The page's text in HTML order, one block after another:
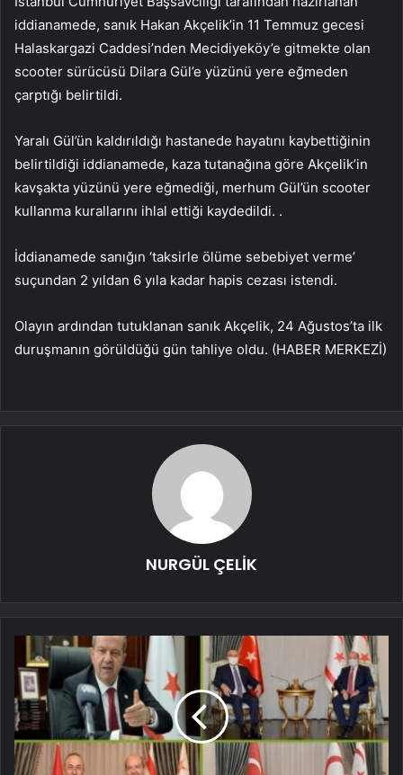
iddianamede, sanık Hakan Akçelik’in 11 Temmuz gecesi
Halaskargazi Caddesi’nden Mecidiyeköy’e gitmekte olan
scooter sürücüsü Dilara Gül’e yüzünü yere eğmeden
çarptığı belirtildi.
Yaralı Gül’ün kaldırıldığı hastanede hayatını kaybettiğinin
belirtildiği iddianamede, kaza tutanağına göre Akçelik’in
kavşakta yüzünü yere eğmediği, merhum Gül’ün scooter
kullanma kurallarını ihlal ettiği kaydedildi. .
İddianamede sanığın ‘taksirle ölüme sebebiyet verme’
suçundan 2 yıldan 6 yıla kadar hapis cezası istendi.
Olayın ardından tutuklanan sanık Akçelik, 24 Ağustos’ta ilk
duruşmanın görüldüğü gün tahliye oldu. (HABER MERKEZİ)
NURGÜL ÇELİK